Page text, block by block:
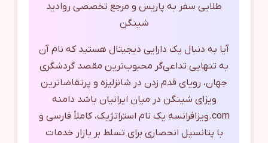
طلایی سفر به پاریس و مرجع تخصصی روادید
شینگن
آیا به دنبال یک دارایی دیجیتال هستید که نام آن
به تنهایی تداعی‌گر محبوب‌ترین مقصد گردشگری
جهان، رویای قدم زدن در شانزلیزه و پرتقاضاترین
ویزای شینگن در میان ایرانیان باشد دامنه
com.ویزافرانسه یک نام استراتژیک، کاملاً فارسی و
با پتانسیل انحصاری برای تسلط بر بازار خدمات